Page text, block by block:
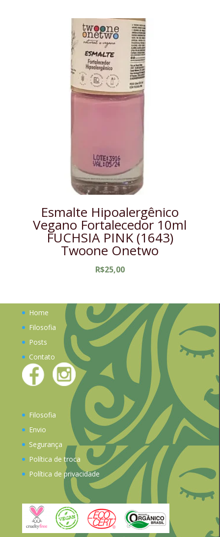
Esmalte Hipoalergênico
Vegano Fortalecedor 10ml
FUCHSIA PINK (1643)
Twoone Onetwo
R$25,00
Home
Filosofia
Posts
Contato
Filosofia
Envio
Segurança
Política de troca
Política de privacidade